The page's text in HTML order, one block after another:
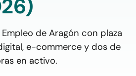
de Aragón con plaza
e-commerce y dos de
en activo.